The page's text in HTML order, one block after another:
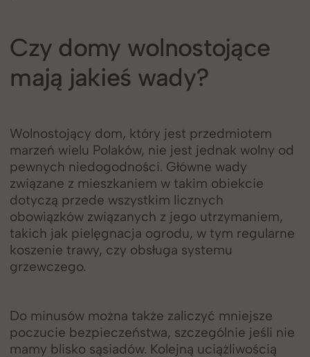
Czy domy wolnostojące
mają jakieś wady?
Wolnostojący dom, który jest przedmiotem
marzeń wielu Polaków, nie jest jednak wolny od
pewnych niedogodności. Główne wady
związane z mieszkaniem w takim obiekcie
dotyczą przede wszystkim licznych
obowiązków związanych z jego utrzymaniem,
takich jak pielęgnacja ogrodu, w tym regularne
koszenie trawy, czy obsługa systemu
grzewczego.
Do minusów można także zaliczyć mniejsze
poczucie bezpieczeństwa, szczególnie jeśli nie
mamy blisko sąsiadów. Kolejną uciążliwością